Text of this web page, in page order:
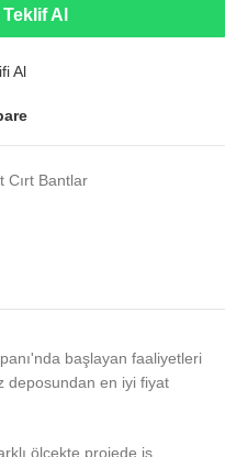
Al
Al
Cırt Bantlar
başlayan faaliyetleri
deposundan en iyi fiyat
ölçekte projede iş